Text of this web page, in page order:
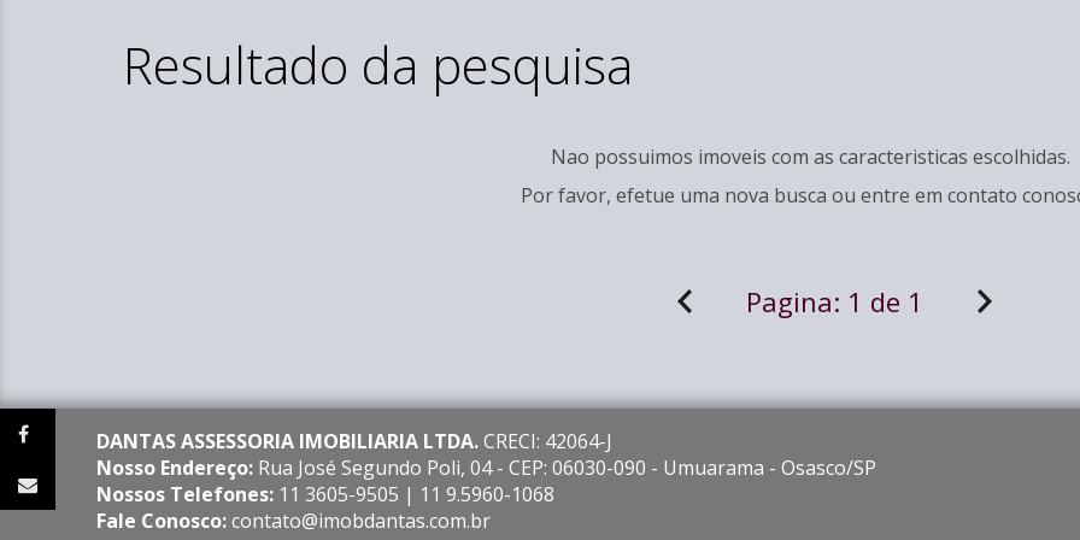
Resultado da pesquisa
Nao possuimos imoveis com as caracteristicas escolhidas.
Por favor, efetue uma nova busca ou entre em contato
Pagina: 1 de 1
DANTAS ASSESSORIA IMOBILIARIA LTDA.CRECI: 42064-J
Nosso Endereço: Rua José Segundo Poli, 04 - CEP: 06030-090 - Umuarama - Osasco/SP
Nossos Telefones: 11 3605-9505 | 11 9.5960-1068
Fale Conosco:contato@imobdantas.com.br